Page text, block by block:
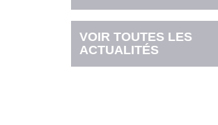
VOIR TOUTES LES
ACTUALITÉS